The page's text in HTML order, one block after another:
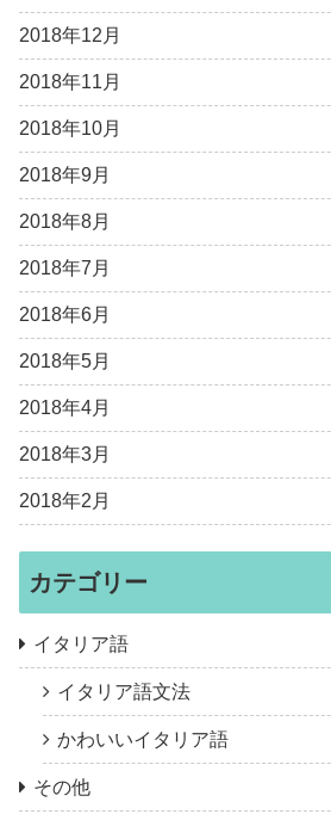
2018年12月
2018年11月
2018年10月
2018年9月
2018年8月
2018年7月
2018年6月
2018年5月
2018年4月
2018年3月
2018年2月
カテゴリー
イタリア語
イタリア語文法
かわいいイタリア語
その他